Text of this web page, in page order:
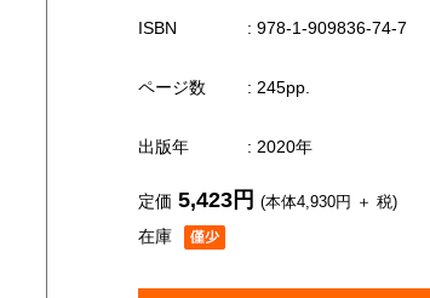
ISBN : 978-1-909836-74-7
ページ数 : 245pp.
出版年 : 2020年
在庫
定価 5,423円 (本体4,930円 ＋ 税)